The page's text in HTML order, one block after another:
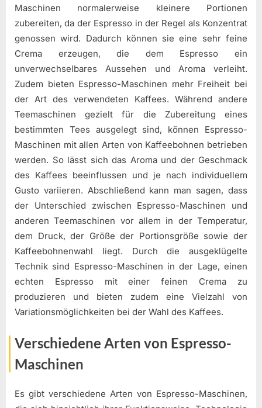
Maschinen normalerweise kleinere Portionen
zubereiten, da der Espresso in der Regel als Konzentrat
genossen wird. Dadurch können sie eine sehr feine
Crema erzeugen, die dem Espresso ein
unverwechselbares Aussehen und Aroma verleiht.
Zudem bieten Espresso-Maschinen mehr Freiheit bei
der Art des verwendeten Kaffees. Während andere
Teemaschinen gezielt für die Zubereitung eines
bestimmten Tees ausgelegt sind, können Espresso-
Maschinen mit allen Arten von Kaffeebohnen betrieben
werden. So lässt sich das Aroma und der Geschmack
des Kaffees beeinflussen und je nach individuellem
Gusto variieren. Abschließend kann man sagen, dass
der Unterschied zwischen Espresso-Maschinen und
anderen Teemaschinen vor allem in der Temperatur,
dem Druck, der Größe der Portionsgröße sowie der
Kaffeebohnenwahl liegt. Durch die ausgeklügelte
Technik sind Espresso-Maschinen in der Lage, einen
echten Espresso mit einer feinen Crema zu
produzieren und bieten zudem eine Vielzahl von
Variationsmöglichkeiten bei der Wahl des Kaffees.
Verschiedene Arten von Espresso-
Maschinen
Es gibt verschiedene Arten von Espresso-Maschinen,